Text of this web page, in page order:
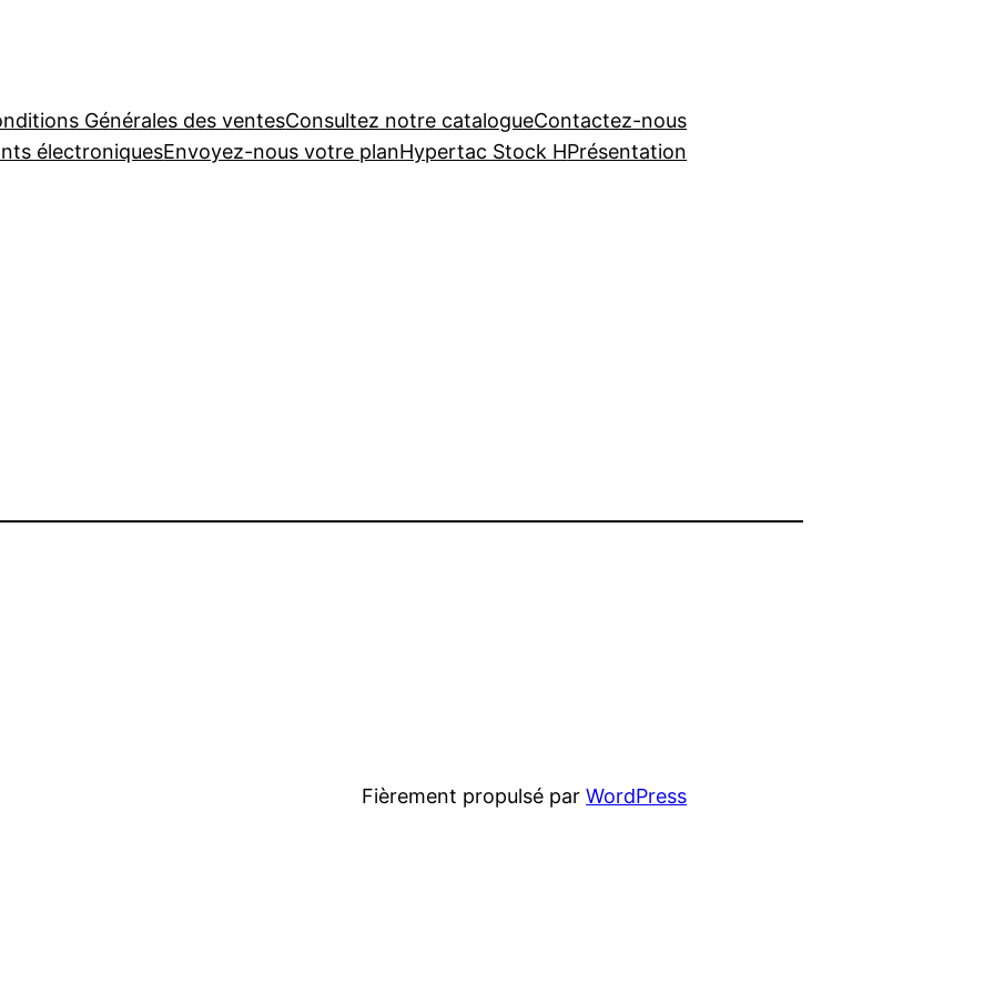
Générales des ventesConsultez notre catalogueContactez-nous
électroniquesEnvoyez-nous votre planHypertac Stock HPrésentation
Fièrement propulsé parWordPress